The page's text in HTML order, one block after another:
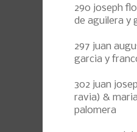
290 joseph
de aguilera y
297 juan
garcia y
302 juan
ravia) &
palomera